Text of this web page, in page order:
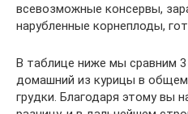
всевозможные консервы,
нарубленные корнеплоды,
В таблице ниже мы сравним
домашний из курицы в
грудки. Благодаря этому вы